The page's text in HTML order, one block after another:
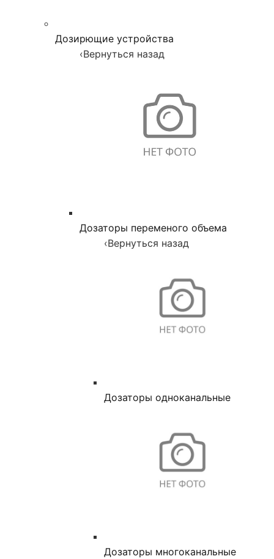
Дозирющие устройства
‹Вернуться назад
Дозаторы переменого объема
‹Вернуться назад
Дозаторы одноканальные
Дозаторы многоканальные